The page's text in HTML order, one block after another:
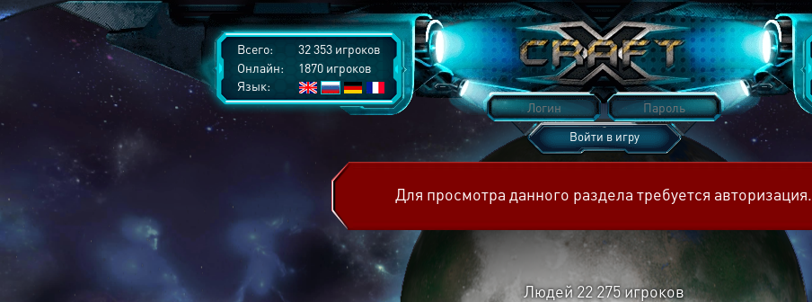
Всего:
32 353 игроков
Онлайн:
1870 игроков
Язык:
Войти в игру
Для просмотра данного раздела требуется авторизация.
Людей 22 275игроков